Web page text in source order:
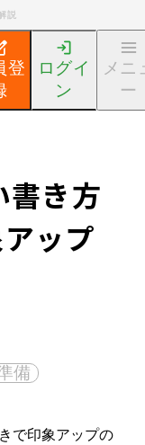
説
登
ログイ
ン
メニ
ー
就活ノウハウ記事
書き方
アップ
備